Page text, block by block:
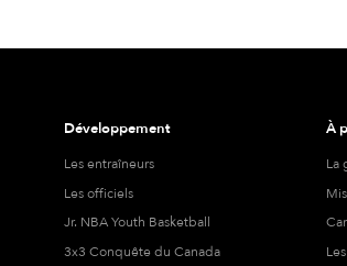
Développement
Les entraîneurs
Les officiels
Jr. NBA Youth Basketball
3x3 Conquête du Canada
À
La